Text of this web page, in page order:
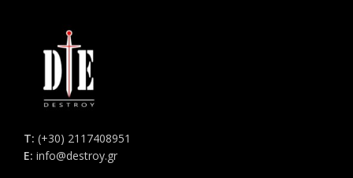
Τ: (+30) 2117408951
E: info@destroy.gr